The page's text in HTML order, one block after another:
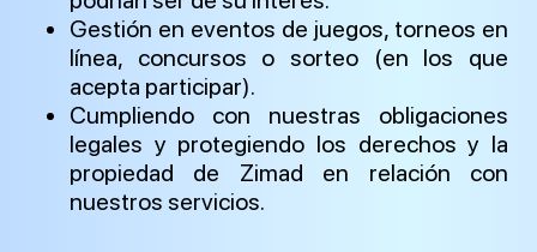
Gestión en eventos de juegos, torneos en
línea, concursos o sorteo (en los que
acepta participar).
Cumpliendo con nuestras obligaciones
legales y protegiendo los derechos y la
propiedad de Zimad en relación con
nuestros servicios.